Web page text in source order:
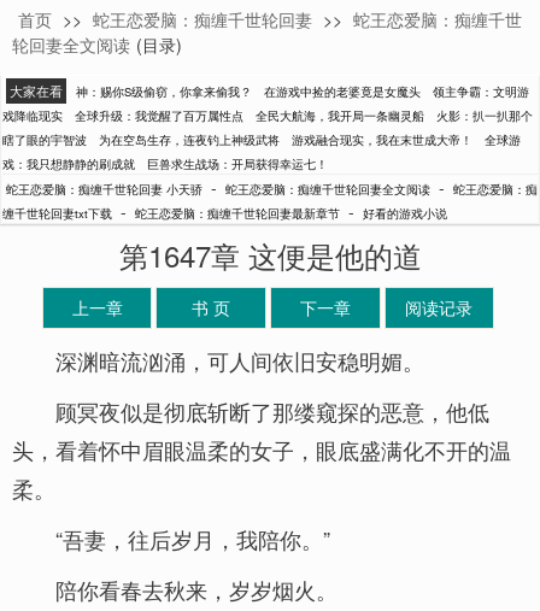
小天骄
首页 >> 蛇王恋爱脑：痴缠千世轮回妻 >> 蛇王恋爱脑：痴缠千世
轮回妻全文阅读 (目录)
大家在看 神：赐你S级偷窃，你拿来偷我？ 在游戏中捡的老婆竟是女魔头
领主争霸：文明游
戏降临现实
全球升级：我觉醒了百万属性点 全民大航海，我开局一条幽灵船
火影：扒一扒那个
瞎了眼的宇智波
为在空岛生存，连夜钓上神级武将 游戏融合现实，我在末世成大帝！
全球游
戏：我只想静静的刷成就
巨兽求生战场：开局获得幸运七！
蛇王恋爱脑：痴缠千世轮回妻 小天骄 - 蛇王恋爱脑：痴缠千世轮回妻全文阅读 - 蛇王恋爱脑：痴
缠千世轮回妻txt下载 - 蛇王恋爱脑：痴缠千世轮回妻最新章节 - 好看的游戏小说
第1647章 这便是他的道
上一章 书 页 下一章 阅读记录
深渊暗流汹涌，可人间依旧安稳明媚。
顾冥夜似是彻底斩断了那缕窥探的恶意，他低
头，看着怀中眉眼温柔的女子，眼底盛满化不开的温
柔。
“吾妻，往后岁月，我陪你。”
陪你看春去秋来，岁岁烟火。